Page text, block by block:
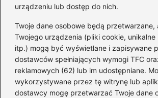
urządzeniu lub dostęp do nich.
Twoje dane osobowe będą przetwarzane,
Twojego urządzenia (pliki cookie,
itp.) mogą być wyświetlane i zapisywane
dostawców spełniających wymogi TFC
reklamowych (62) lub im udostępniane.
wykorzystywane przez tę witrynę lub
dostawcy mogę przetwarzać Twoje dane
Kategorie
Dieta i kalorie(221)
Fitness(236)
Siłownia(101)
Sport(60)